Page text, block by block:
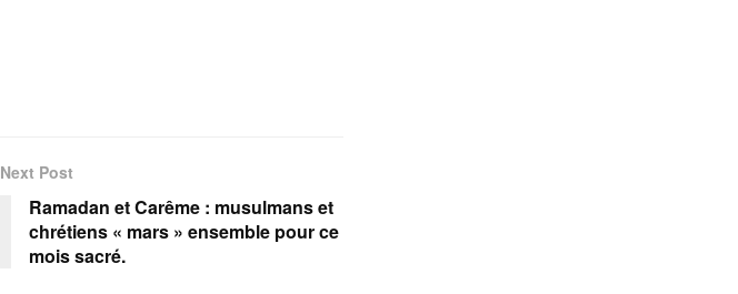
Next Post
Ramadan et Carême : musulmans et
chrétiens « mars » ensemble pour ce
mois sacré.